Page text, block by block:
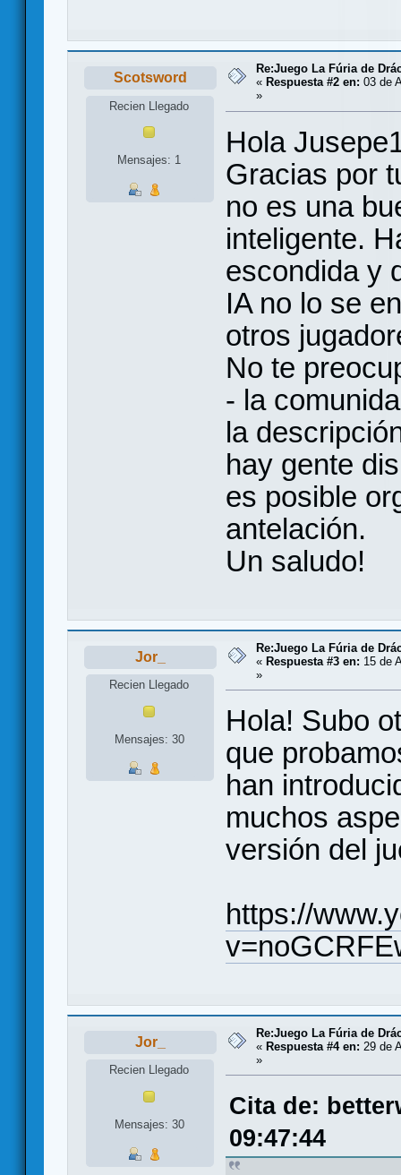
Scotsword
Recien Llegado
Mensajes: 1
Re:Juego La Fúria de
« Respuesta #2 en: 03 de
»
Hola
Gracias por
no es una
inteligente.
escondida y
IA no lo se
otros
No te
- la
la
hay gente
es posible
antelación.
Un saludo!
Jor_
Recien Llegado
Mensajes: 30
Re:Juego La Fúria de
« Respuesta #3 en: 15 de
»
Hola! Subo
que
han
muchos
versión del
https://
Jor_
Recien Llegado
Mensajes: 30
Re:Juego La Fúria de
« Respuesta #4 en: 29 de
»
Cita de:
09:47:44